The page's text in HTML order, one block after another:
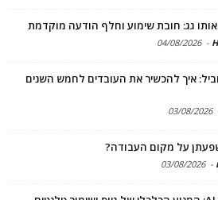
גג: חובת שימוע וחלף הודעה מוקדמת
-
04/08/2026
איך להכשיר את העובדים לחמש השנים
03/08/2026
על מקום העבודה?
-
03/08/2026